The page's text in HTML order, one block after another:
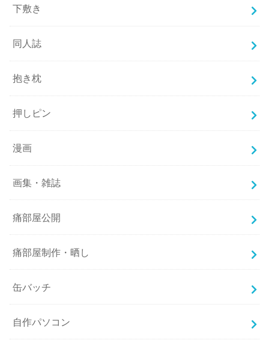
下敷き
同人誌
抱き枕
押しピン
漫画
画集・雑誌
痛部屋公開
痛部屋制作・晒し
缶バッチ
自作パソコン